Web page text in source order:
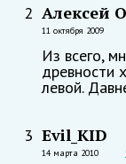
2 Алексей
11 октября 2009
Из всего,
древности
левой.
3 Evil_KID
14 марта 2010